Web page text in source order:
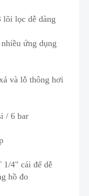
lõi lọc dễ dàng
ứng dụng
và lỗ thông hơi
/ 6 bar
1/4" cái để dễ
hồ đo